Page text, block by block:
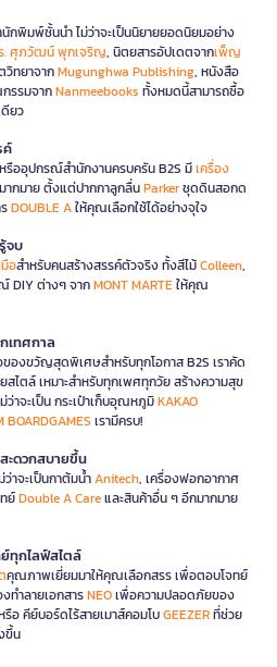
กพิมพ์ชั้นนำ ไม่ว่าจะเป็นนิยายยอดนิยมอย่าง
. ศุภวัฒน์ พุกเจริญ, นิตยสารอัปเดตจากเพ็ญ
ทยาจากMugunghwa Publishing, หนังสือ
รรมจากNanmeebooks ทั้งหมดนี้สามารถซื้อ
ยว
ค์
รืออุปกรณ์สำนักงานครบครัน B2S มีเครื่อง
ากมาย ตั้งแต่ปากกาลูกลื่นParkerชุดดินสอกด
DOUBLE Aให้คุณเลือกใช้ได้อย่างจุใจ
จบ
อสำหรับคนสร้างสรรค์ตัวจริง ทั้งสีไม้Colleen,
DIY ต่างๆ จากMONT MARTEให้คุณ
เทศกาล
องขวัญสุดพิเศษสำหรับทุกโอกาส B2S เราคัด
สไตล์ เหมาะสำหรับทุกเพศทุกวัย สร้างความสุข
าจะเป็น กระเป๋าเก็บอุณหภูมิKAKAO
BOARDGAMES เรามีครบ!
ะดวกสบายขึ้น
าจะเป็นกาต้มน้ำAnitech, เครื่องฟอกอากาศ
ย์Double A Careและสินค้าอื่น ๆ อีกมากมาย
ทุกไลฟ์สไตล์
คุณภาพเยี่ยมมาให้คุณเลือกสรร เพื่อตอบโจทย์
ทำลายเอกสารNEOเพื่อความปลอดภัยของ
รือ คีย์บอร์ดไร้สายเมาส์คอมโบGEEZERที่ช่วย
ขึ้น